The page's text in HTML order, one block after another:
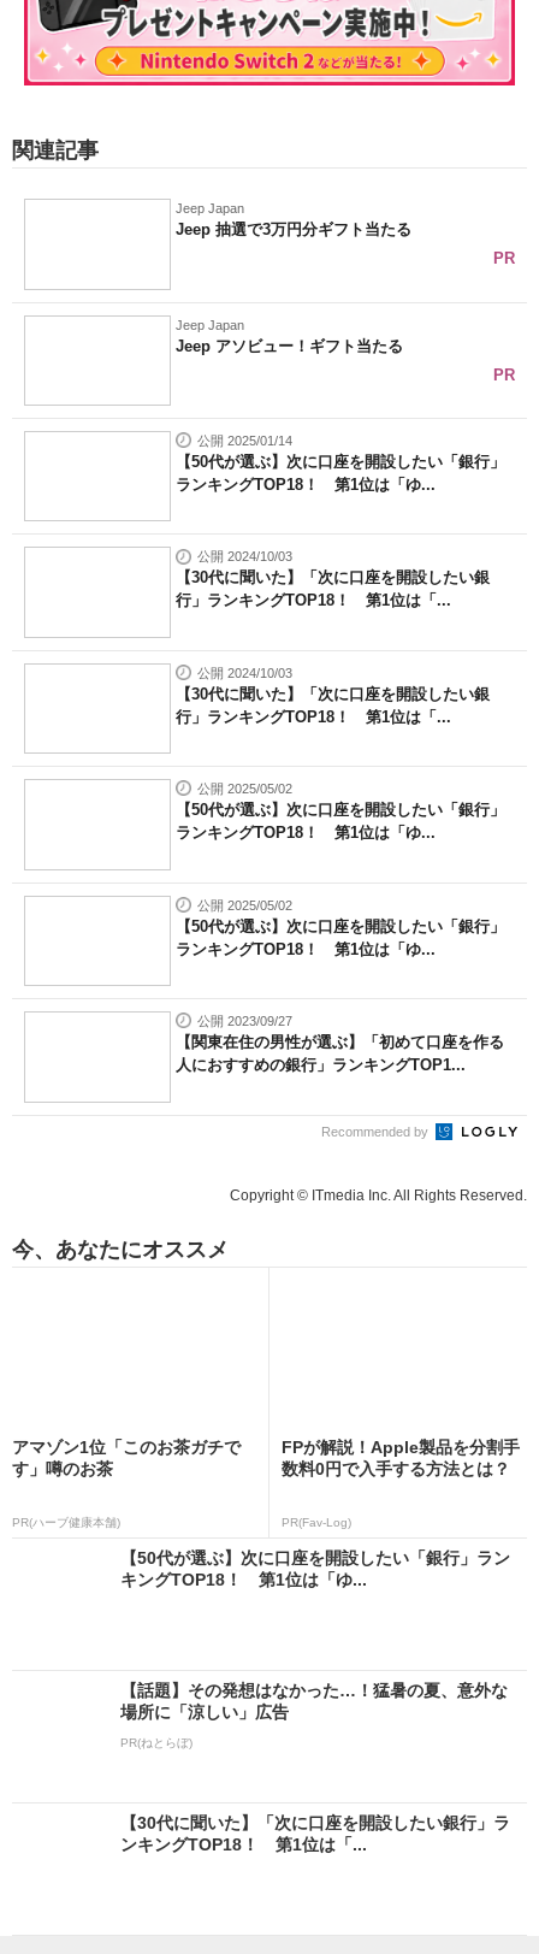
関連記事
Jeep Japan
Jeep 抽選で3万円分ギフト当たる
PR
Jeep Japan
Jeep アソビュー！ギフト当たる
PR
公開 2025/01/14
【50代が選ぶ】次に口座を開設したい「銀行」
ランキングTOP18！ 第1位は「ゆ...
公開 2024/10/03
【30代に聞いた】「次に口座を開設したい銀
行」ランキングTOP18！ 第1位は「...
公開 2024/10/03
【30代に聞いた】「次に口座を開設したい銀
行」ランキングTOP18！ 第1位は「...
公開 2025/05/02
【50代が選ぶ】次に口座を開設したい「銀行」
ランキングTOP18！ 第1位は「ゆ...
公開 2025/05/02
【50代が選ぶ】次に口座を開設したい「銀行」
ランキングTOP18！ 第1位は「ゆ...
公開 2023/09/27
【関東在住の男性が選ぶ】「初めて口座を作る
人におすすめの銀行」ランキングTOP1...
Recommended by
Copyright © ITmedia Inc. All Rights Reserved.
今、あなたにオススメ
アマゾン1位「このお茶ガチで
す」噂のお茶
PR(ハーブ健康本舗)
FPが解説！Apple製品を分割手
数料0円で入手する方法とは？
PR(Fav-Log)
【50代が選ぶ】次に口座を開設したい「銀行」ラン
キングTOP18！ 第1位は「ゆ...
【話題】その発想はなかった…！猛暑の夏、意外な
場所に「涼しい」広告
PR(ねとらぼ)
【30代に聞いた】「次に口座を開設したい銀行」ラ
ンキングTOP18！ 第1位は「...